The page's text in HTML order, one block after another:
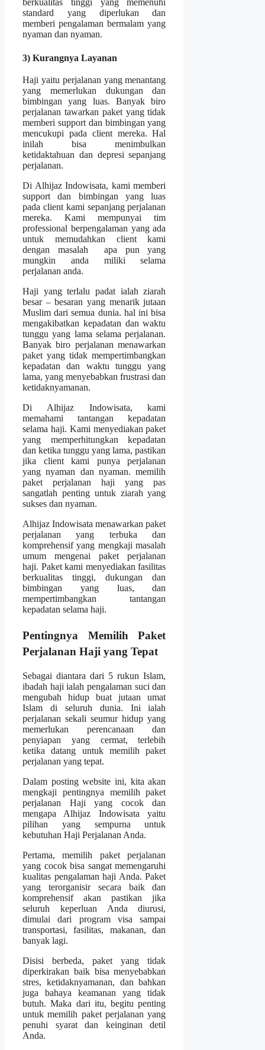
standard yang diperlukan dan
memberi pengalaman bermalam yang
nyaman dan nyaman.
3) Kurangnya Layanan
Haji yaitu perjalanan yang menantang
yang memerlukan dukungan dan
bimbingan yang luas. Banyak biro
perjalanan tawarkan paket yang tidak
memberi support dan bimbingan yang
mencukupi pada client mereka. Hal
inilah bisa menimbulkan
ketidaktahuan dan depresi sepanjang
perjalanan.
Di Alhijaz Indowisata, kami memberi
support dan bimbingan yang luas
pada client kami sepanjang perjalanan
mereka. Kami mempunyai tim
professional berpengalaman yang ada
untuk memudahkan client kami
dengan masalah apa pun yang
mungkin anda miliki selama
perjalanan anda.
Haji yang terlalu padat ialah ziarah
besar – besaran yang menarik jutaan
Muslim dari semua dunia. hal ini bisa
mengakibatkan kepadatan dan waktu
tunggu yang lama selama perjalanan.
Banyak biro perjalanan menawarkan
paket yang tidak mempertimbangkan
kepadatan dan waktu tunggu yang
lama, yang menyebabkan frustrasi dan
ketidaknyamanan.
Di Alhijaz Indowisata, kami
memahami tantangan kepadatan
selama haji. Kami menyediakan paket
yang memperhitungkan kepadatan
dan ketika tunggu yang lama, pastikan
jika client kami punya perjalanan
yang nyaman dan nyaman. memilih
paket perjalanan haji yang pas
sangatlah penting untuk ziarah yang
sukses dan nyaman.
Alhijaz Indowisata menawarkan paket
perjalanan yang terbuka dan
komprehensif yang mengkaji masalah
umum mengenai paket perjalanan
haji. Paket kami menyediakan fasilitas
berkualitas tinggi, dukungan dan
bimbingan yang luas, dan
mempertimbangkan tantangan
kepadatan selama haji.
Pentingnya Memilih Paket
Perjalanan Haji yang Tepat
Sebagai diantara dari 5 rukun Islam,
ibadah haji ialah pengalaman suci dan
mengubah hidup buat jutaan umat
Islam di seluruh dunia. Ini ialah
perjalanan sekali seumur hidup yang
memerlukan perencanaan dan
penyiapan yang cermat, terlebih
ketika datang untuk memilih paket
perjalanan yang tepat.
Dalam posting website ini, kita akan
mengkaji pentingnya memilih paket
perjalanan Haji yang cocok dan
mengapa Alhijaz Indowisata yaitu
pilihan yang sempurna untuk
kebutuhan Haji Perjalanan Anda.
Pertama, memilih paket perjalanan
yang cocok bisa sangat memengaruhi
kualitas pengalaman haji Anda. Paket
yang terorganisir secara baik dan
komprehensif akan pastikan jika
seluruh keperluan Anda diurusi,
dimulai dari program visa sampai
transportasi, fasilitas, makanan, dan
banyak lagi.
Disisi berbeda, paket yang tidak
diperkirakan baik bisa menyebabkan
stres, ketidaknyamanan, dan bahkan
juga bahaya keamanan yang tidak
butuh. Maka dari itu, begitu penting
untuk memilih paket perjalanan yang
penuhi syarat dan keinginan detil
Anda.